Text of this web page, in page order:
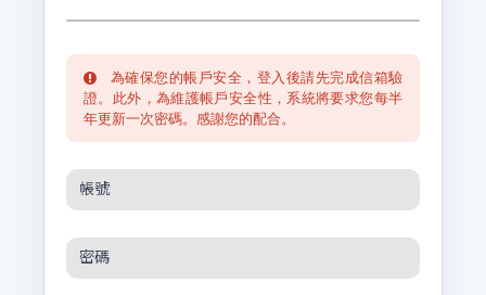
為確保您的帳戶安全，登入後請先完成信箱驗
證。此外，為維護帳戶安全性，系統將要求您每半
年更新一次密碼。感謝您的配合。